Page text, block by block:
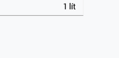
1 lít